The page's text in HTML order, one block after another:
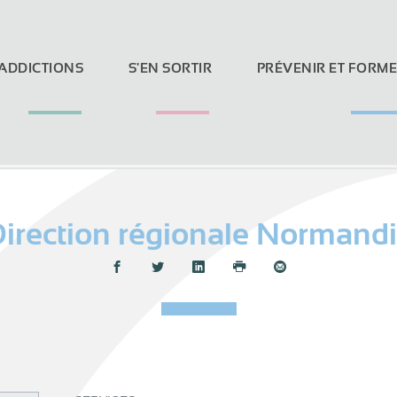
S'EN SORTIR PRÉVENIR ET
régionale
Partager :